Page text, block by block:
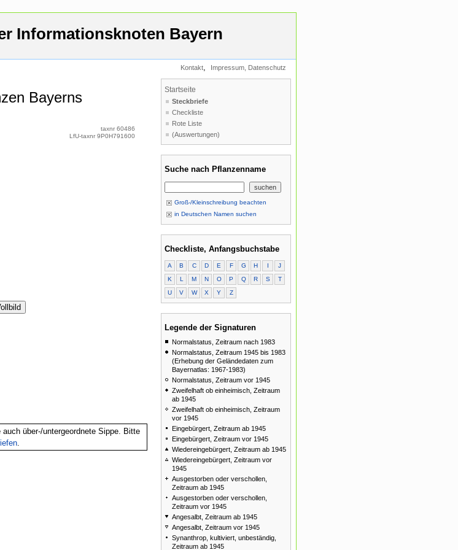
Informationsknoten Bayern
Kontakt, Impressum, Datenschutz
Bayerns
taxnr 60486
LfU-taxnr 9P0H791600
über-/untergeordnete Sippe. Bitte
.
Startseite
Steckbriefe
Checkliste
Rote Liste
(Auswertungen)
Suche nach Pflanzenname
Groß-/Kleinschreibung beachten
in Deutschen Namen suchen
Checkliste, Anfangsbuchstabe
A B C D E F G H I
J
K
L M N O P Q R S
T
U
V W X Y Z
Legende der Signaturen
Normalstatus, Zeitraum nach 1983
Normalstatus, Zeitraum 1945 bis 1983
(Erhebung der Geländedaten zum
Bayernatlas: 1967-1983)
Normalstatus, Zeitraum vor 1945
Zweifelhaft ob einheimisch, Zeitraum
ab 1945
Zweifelhaft ob einheimisch, Zeitraum
vor 1945
Eingebürgert, Zeitraum ab 1945
Eingebürgert, Zeitraum vor 1945
Wiedereingebürgert, Zeitraum ab 1945
Wiedereingebürgert, Zeitraum vor
1945
Ausgestorben oder verschollen,
Zeitraum ab 1945
Ausgestorben oder verschollen,
Zeitraum vor 1945
Angesalbt, Zeitraum ab 1945
Angesalbt, Zeitraum vor 1945
Synanthrop, kultiviert, unbeständig,
Zeitraum ab 1945